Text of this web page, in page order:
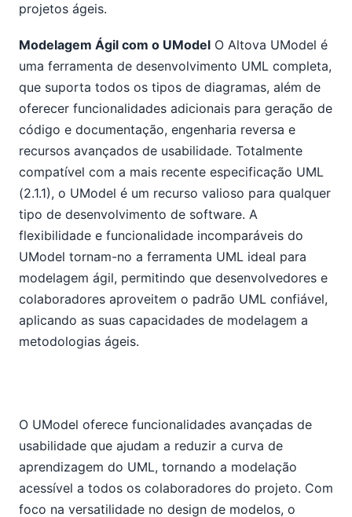
projetos ágeis.
Modelagem Ágil com o UModel O Altova UModel é
uma ferramenta de desenvolvimento UML completa,
que suporta todos os tipos de diagramas, além de
oferecer funcionalidades adicionais para geração de
código e documentação, engenharia reversa e
recursos avançados de usabilidade. Totalmente
compatível com a mais recente especificação UML
(2.1.1), o UModel é um recurso valioso para qualquer
tipo de desenvolvimento de software. A
flexibilidade e funcionalidade incomparáveis do
UModel tornam-no a ferramenta UML ideal para
modelagem ágil, permitindo que desenvolvedores e
colaboradores aproveitem o padrão UML confiável,
aplicando as suas capacidades de modelagem a
metodologias ágeis.
O UModel oferece funcionalidades avançadas de
usabilidade que ajudam a reduzir a curva de
aprendizagem do UML, tornando a modelação
acessível a todos os colaboradores do projeto. Com
foco na versatilidade no design de modelos, o